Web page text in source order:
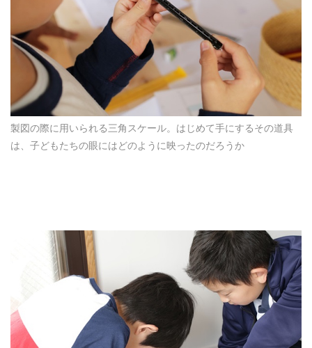
製図の際に用いられる三角スケール。はじめて手にするその道具
は、子どもたちの眼にはどのように映ったのだろうか